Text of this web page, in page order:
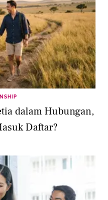
dalam Hubungan,
Daftar?